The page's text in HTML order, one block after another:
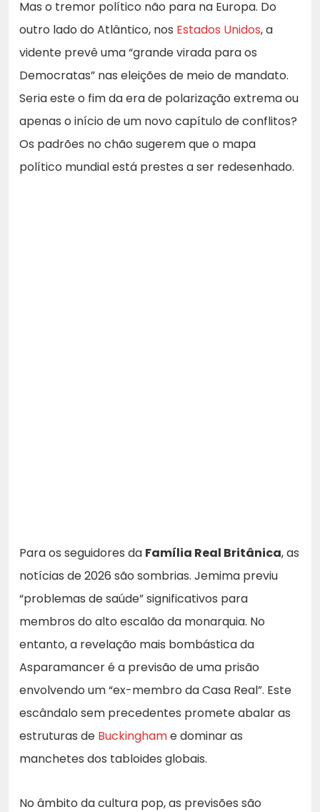
Mas o tremor político não para na Europa. Do
outro lado do Atlântico, nos Estados Unidos, a
vidente prevê uma “grande virada para os
Democratas” nas eleições de meio de mandato.
Seria este o fim da era de polarização extrema ou
apenas o início de um novo capítulo de conflitos?
Os padrões no chão sugerem que o mapa
político mundial está prestes a ser redesenhado.
Para os seguidores da Família Real Britânica, as
notícias de 2026 são sombrias. Jemima previu
“problemas de saúde” significativos para
membros do alto escalão da monarquia. No
entanto, a revelação mais bombástica da
Asparamancer é a previsão de uma prisão
envolvendo um “ex-membro da Casa Real”. Este
escândalo sem precedentes promete abalar as
estruturas de Buckinghame dominar as
manchetes dos tabloides globais.
No âmbito da cultura pop, as previsões são